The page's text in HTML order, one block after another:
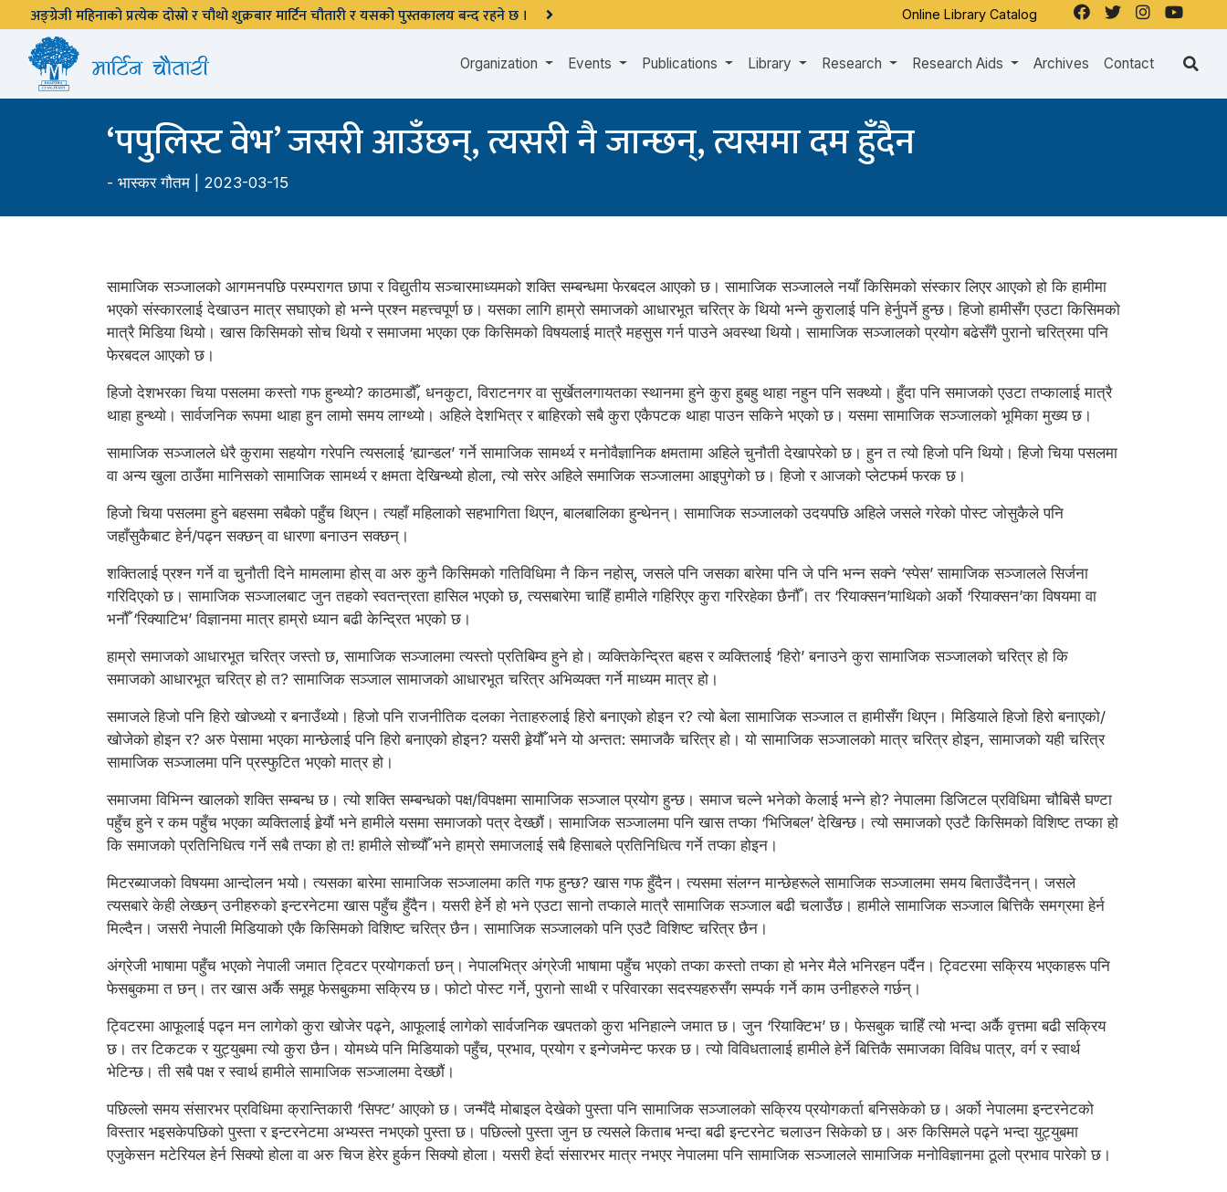
अङ्ग्रेजी महिनाको प्रत्येक दोस्रो र चौथो शुक्रबार मार्टिन चौतारी र यसको पुस्तकालय बन्द रहने छ । Online Library Catalog
Organization Events Publications Library Research Research Aids Archives Contact
‘पपुलिस्ट वेभ’ जसरी आउँछन्, त्यसरी नै जान्छन्, त्यसमा दम हुँदैन
- भास्कर गौतम | 2023-03-15
सामाजिक सञ्जालको आगमनपछि परम्परागत छापा र विद्युतीय सञ्चारमाध्यमको शक्ति सम्बन्धमा फेरबदल आएको छ। सामाजिक सञ्जालले नयाँ किसिमको संस्कार लिएर आएको हो कि हामीमा
भएको संस्कारलाई देखाउन मात्र सघाएको हो भन्ने प्रश्न महत्त्वपूर्ण छ। यसका लागि हाम्रो समाजको आधारभूत चरित्र के थियो भन्ने कुरालाई पनि हेर्नुपर्ने हुन्छ। हिजो हामीसँग एउटा किसिमको
मात्रै मिडिया थियो। खास किसिमको सोच थियो र समाजमा भएका एक किसिमको विषयलाई मात्रै महसुस गर्न पाउने अवस्था थियो। सामाजिक सञ्जालको प्रयोग बढेसँगै पुरानो चरित्रमा पनि
फेरबदल आएको छ।
हिजो देशभरका चिया पसलमा कस्तो गफ हुन्थ्यो? काठमाडौँ, धनकुटा, विराटनगर वा सुर्खेतलगायतका स्थानमा हुने कुरा हुबहु थाहा नहुन पनि सक्थ्यो। हुँदा पनि समाजको एउटा तप्कालाई मात्रै
थाहा हुन्थ्यो। सार्वजनिक रूपमा थाहा हुन लामो समय लाग्थ्यो। अहिले देशभित्र र बाहिरको सबै कुरा एकैपटक थाहा पाउन सकिने भएको छ। यसमा सामाजिक सञ्जालको भूमिका मुख्य छ।
सामाजिक सञ्जालले धेरै कुरामा सहयोग गरेपनि त्यसलाई ‘ह्यान्डल’ गर्ने सामाजिक सामर्थ्य र मनोवैज्ञानिक क्षमतामा अहिले चुनौती देखापरेको छ। हुन त त्यो हिजो पनि थियो। हिजो चिया पसलमा
वा अन्य खुला ठाउँमा मानिसको सामाजिक सामर्थ्य र क्षमता देखिन्थ्यो होला, त्यो सरेर अहिले समाजिक सञ्जालमा आइपुगेको छ। हिजो र आजको प्लेटफर्म फरक छ।
हिजो चिया पसलमा हुने बहसमा सबैको पहुँच थिएन। त्यहाँ महिलाको सहभागिता थिएन, बालबालिका हुन्थेनन्। सामाजिक सञ्जालको उदयपछि अहिले जसले गरेको पोस्ट जोसुकैले पनि
जहाँसुकैबाट हेर्न/पढ्न सक्छन् वा धारणा बनाउन सक्छन्।
शक्तिलाई प्रश्न गर्ने वा चुनौती दिने मामलामा होस् वा अरु कुनै किसिमको गतिविधिमा नै किन नहोस्, जसले पनि जसका बारेमा पनि जे पनि भन्न सक्ने ‘स्पेस’ सामाजिक सञ्जालले सिर्जना
गरिदिएको छ। सामाजिक सञ्जालबाट जुन तहको स्वतन्त्रता हासिल भएको छ, त्यसबारेमा चाहिँ हामीले गहिरिएर कुरा गरिरहेका छैनौँ। तर ‘रियाक्सन’माथिको अर्को ‘रियाक्सन’का विषयमा वा
भनौँ ‘रिक्याटिभ’ विज्ञानमा मात्र हाम्रो ध्यान बढी केन्द्रित भएको छ।
हाम्रो समाजको आधारभूत चरित्र जस्तो छ, सामाजिक सञ्जालमा त्यस्तो प्रतिबिम्व हुने हो। व्यक्तिकेन्द्रित बहस र व्यक्तिलाई ‘हिरो’ बनाउने कुरा सामाजिक सञ्जालको चरित्र हो कि
समाजको आधारभूत चरित्र हो त? सामाजिक सञ्जाल सामाजको आधारभूत चरित्र अभिव्यक्त गर्ने माध्यम मात्र हो।
समाजले हिजो पनि हिरो खोज्थ्यो र बनाउँथ्यो। हिजो पनि राजनीतिक दलका नेताहरुलाई हिरो बनाएको होइन र? त्यो बेला सामाजिक सञ्जाल त हामीसँग थिएन। मिडियाले हिजो हिरो बनाएको/
खोजेको होइन र? अरु पेसामा भएका मान्छेलाई पनि हिरो बनाएको होइन? यसरी हेर्‍यौँ भने यो अन्तत: समाजकै चरित्र हो। यो सामाजिक सञ्जालको मात्र चरित्र होइन, सामाजको यही चरित्र
सामाजिक सञ्जालमा पनि प्रस्फुटित भएको मात्र हो।
समाजमा विभिन्न खालको शक्ति सम्बन्ध छ। त्यो शक्ति सम्बन्धको पक्ष/विपक्षमा सामाजिक सञ्जाल प्रयोग हुन्छ। समाज चल्ने भनेको केलाई भन्ने हो? नेपालमा डिजिटल प्रविधिमा चौबिसै घण्टा
पहुँच हुने र कम पहुँच भएका व्यक्तिलाई हेर्‍यौं भने हामीले यसमा समाजको पत्र देख्छौं। सामाजिक सञ्जालमा पनि खास तप्का ‘भिजिबल’ देखिन्छ। त्यो समाजको एउटै किसिमको विशिष्ट तप्का हो
कि समाजको प्रतिनिधित्व गर्ने सबै तप्का हो त! हामीले सोच्यौँ भने हाम्रो समाजलाई सबै हिसाबले प्रतिनिधित्व गर्ने तप्का होइन।
मिटरब्याजको विषयमा आन्दोलन भयो। त्यसका बारेमा सामाजिक सञ्जालमा कति गफ हुन्छ? खास गफ हुँदैन। त्यसमा संलग्न मान्छेहरूले सामाजिक सञ्जालमा समय बिताउँदैनन्। जसले
त्यसबारे केही लेख्छन् उनीहरुको इन्टरनेटमा खास पहुँच हुँदैन। यसरी हेर्ने हो भने एउटा सानो तप्काले मात्रै सामाजिक सञ्जाल बढी चलाउँछ। हामीले सामाजिक सञ्जाल बित्तिकै समग्रमा हेर्न
मिल्दैन। जसरी नेपाली मिडियाको एकै किसिमको विशिष्ट चरित्र छैन। सामाजिक सञ्जालको पनि एउटै विशिष्ट चरित्र छैन।
अंग्रेजी भाषामा पहुँच भएको नेपाली जमात ट्विटर प्रयोगकर्ता छन्। नेपालभित्र अंग्रेजी भाषामा पहुँच भएको तप्का कस्तो तप्का हो भनेर मैले भनिरहन पर्दैन। ट्विटरमा सक्रिय भएकाहरू पनि
फेसबुकमा त छन्। तर खास अर्कै समूह फेसबुकमा सक्रिय छ। फोटो पोस्ट गर्ने, पुरानो साथी र परिवारका सदस्यहरुसँग सम्पर्क गर्ने काम उनीहरुले गर्छन्।
ट्विटरमा आफूलाई पढ्न मन लागेको कुरा खोजेर पढ्ने, आफूलाई लागेको सार्वजनिक खपतको कुरा भनिहाल्ने जमात छ। जुन ‘रियाक्टिभ’ छ। फेसबुक चाहिँ त्यो भन्दा अर्कै वृत्तमा बढी सक्रिय
छ। तर टिकटक र युट्युबमा त्यो कुरा छैन। योमध्ये पनि मिडियाको पहुँच, प्रभाव, प्रयोग र इन्गेजमेन्ट फरक छ। त्यो विविधतालाई हामीले हेर्ने बित्तिकै समाजका विविध पात्र, वर्ग र स्वार्थ
भेटिन्छ। ती सबै पक्ष र स्वार्थ हामीले सामाजिक सञ्जालमा देख्छौं।
पछिल्लो समय संसारभर प्रविधिमा क्रान्तिकारी ‘सिफ्ट’ आएको छ। जन्मँदै मोबाइल देखेको पुस्ता पनि सामाजिक सञ्जालको सक्रिय प्रयोगकर्ता बनिसकेको छ। अर्को नेपालमा इन्टरनेटको
विस्तार भइसकेपछिको पुस्ता र इन्टरनेटमा अभ्यस्त नभएको पुस्ता छ। पछिल्लो पुस्ता जुन छ त्यसले किताब भन्दा बढी इन्टरनेट चलाउन सिकेको छ। अरु किसिमले पढ्ने भन्दा युट्युबमा
एजुकेसन मटेरियल हेर्न सिक्यो होला वा अरु चिज हेरेर हुर्कन सिक्यो होला। यसरी हेर्दा संसारभर मात्र नभएर नेपालमा पनि सामाजिक सञ्जालले सामाजिक मनोविज्ञानमा ठूलो प्रभाव पारेको छ।